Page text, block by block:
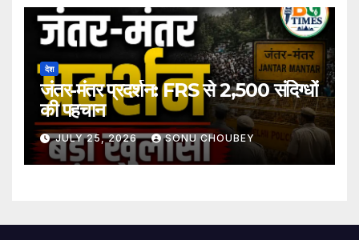
देश
जंतर-मंतर प्रदर्शन: FRS से 2,500 संदिग्धों
की पहचान
JULY 25, 2026 SONU CHOUBEY